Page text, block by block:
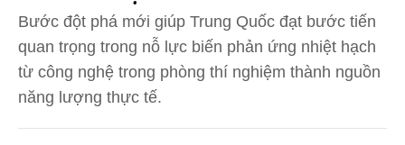
Bước đột phá mới giúp Trung Quốc đạt bước tiến
quan trọng trong nỗ lực biến phản ứng nhiệt hạch
từ công nghệ trong phòng thí nghiệm thành nguồn
năng lượng thực tế.